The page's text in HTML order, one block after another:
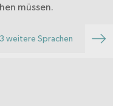
müssen.
weitere Sprachen